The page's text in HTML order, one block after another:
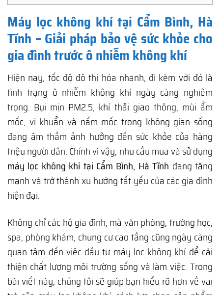
Máy lọc không khí tại Cẩm Bình, Hà
Tĩnh – Giải pháp bảo vệ sức khỏe cho
gia đình trước ô nhiễm không khí
Hiện nay, tốc độ đô thị hóa nhanh, đi kèm với đó là
tình trạng ô nhiễm không khí ngày càng nghiêm
trọng. Bụi mịn PM2.5, khí thải giao thông, mùi ẩm
mốc, vi khuẩn và nấm mốc trong không gian sống
đang âm thầm ảnh hưởng đến sức khỏe của hàng
triệu người dân. Chính vì vậy, nhu cầu mua và sử dụng
máy lọc không khí tại Cẩm Bình, Hà Tĩnh đang tăng
mạnh và trở thành xu hướng tất yếu của các gia đình
hiện đại.
Không chỉ các hộ gia đình, mà văn phòng, trường học,
spa, phòng khám, chung cư cao tầng cũng ngày càng
quan tâm đến việc đầu tư máy lọc không khí để cải
thiện chất lượng môi trường sống và làm việc. Trong
bài viết này, chúng tôi sẽ giúp bạn hiểu rõ hơn về vai